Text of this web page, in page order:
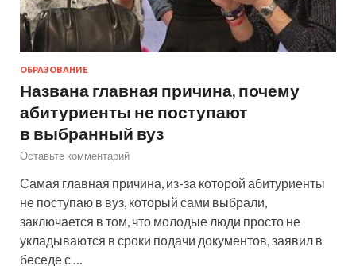
ОБРАЗОВАНИЕ
Названа главная причина, почему
абитуриенты не поступают
в выбранный вуз
Оставьте комментарий
Самая главная причина, из-за которой абитуриенты
не поступаю в вуз, который сами выбрали,
заключается в том, что молодые люди просто не
укладываются в сроки подачи документов, заявил в
беседе с …